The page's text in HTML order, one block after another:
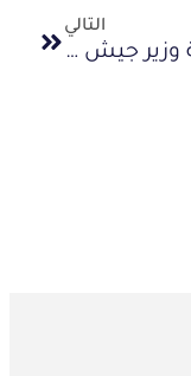
التالي
مصادقة وزير جيش الاحتلال على إعدام الأسرى في الضفة شرعنة للفاشية وإمعان في القتل المشرعن